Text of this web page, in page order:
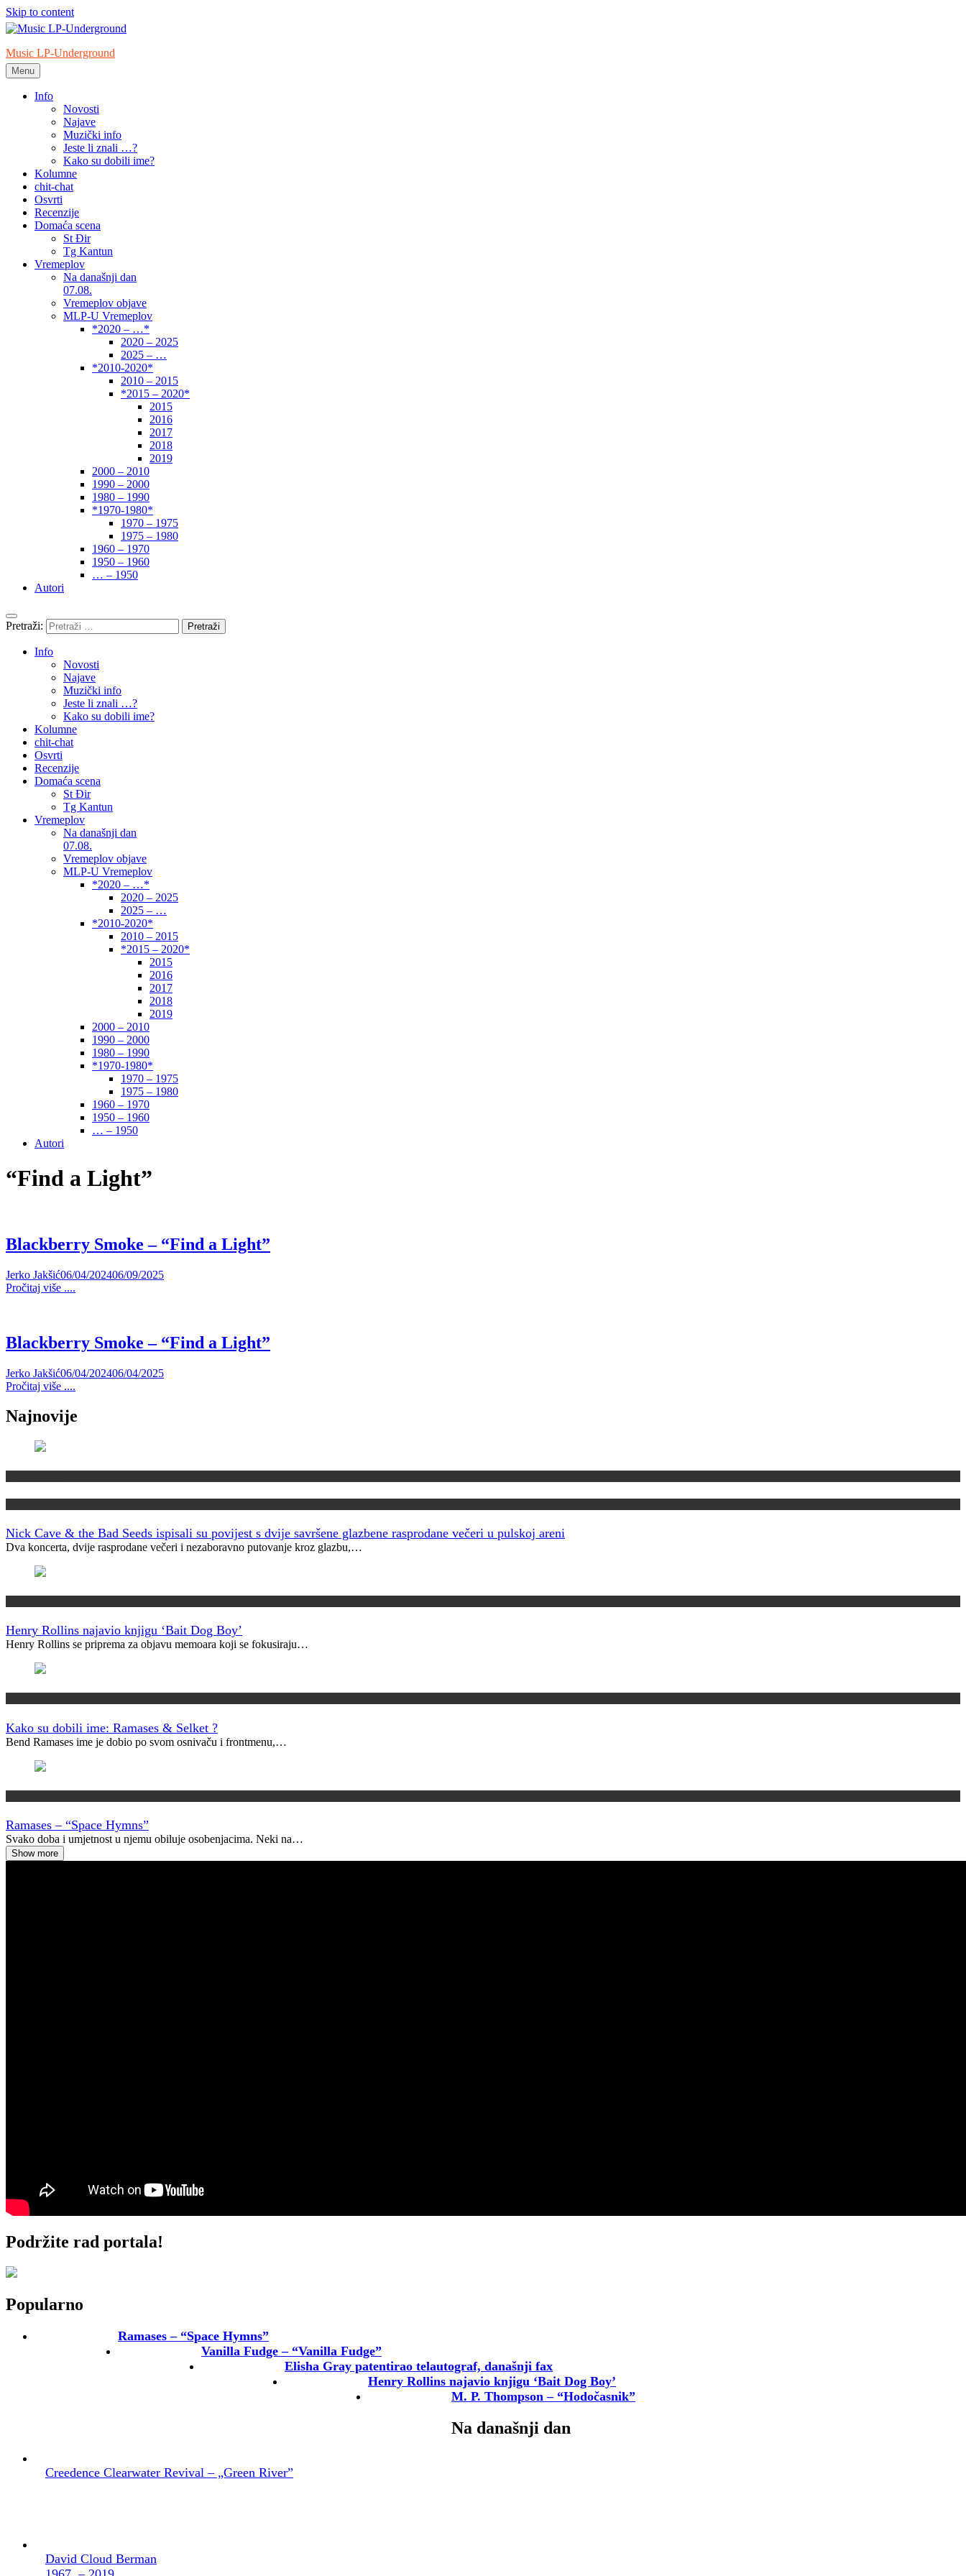
Skip to content
Music LP-Underground
samo muzika i …..
Menu
Info
Novosti
Najave
Muzički info
Jeste li znali …?
Kako su dobili ime?
Kolumne
chit-chat
Osvrti
Recenzije
Domaća scena
St Đir
Tg Kantun
Vremeplov
Na današnji dan
07.08.
Vremeplov objave
MLP-U Vremeplov
*2020 – …*
2020 – 2025
2025 – …
*2010-2020*
2010 – 2015
*2015 – 2020*
2015
2016
2017
2018
2019
2000 – 2010
1990 – 2000
1980 – 1990
*1970-1980*
1970 – 1975
1975 – 1980
1960 – 1970
1950 – 1960
… – 1950
Autori
Pretraži:
Info
Novosti
Najave
Muzički info
Jeste li znali …?
Kako su dobili ime?
Kolumne
chit-chat
Osvrti
Recenzije
Domaća scena
St Đir
Tg Kantun
Vremeplov
Na današnji dan
07.08.
Vremeplov objave
MLP-U Vremeplov
*2020 – …*
2020 – 2025
2025 – …
*2010-2020*
2010 – 2015
*2015 – 2020*
2015
2016
2017
2018
2019
2000 – 2010
1990 – 2000
1980 – 1990
*1970-1980*
1970 – 1975
1975 – 1980
1960 – 1970
1950 – 1960
… – 1950
Autori
“Find a Light”
Blackberry Smoke – “Find a Light”
Jerko Jakšić06/04/202406/09/2025
Pročitaj više ....
Blackberry Smoke – “Find a Light”
Jerko Jakšić06/04/202406/04/2025
Pročitaj više ....
Najnovije
Nick Cave & the Bad Seeds ispisali su povijest s dvije savršene glazbene rasprodane večeri u pulskoj areni
Dva koncerta, dvije rasprodane večeri i nezaboravno putovanje kroz glazbu,…
Henry Rollins najavio knjigu ‘Bait Dog Boy’
Henry Rollins se priprema za objavu memoara koji se fokusiraju…
Kako su dobili ime: Ramases & Selket ?
Bend Ramases ime je dobio po svom osnivaču i frontmenu,…
Ramases – “Space Hymns”
Svako doba i umjetnost u njemu obiluje osobenjacima. Neki na…
Show more
Podržite rad portala!
Popularno
Ramases – “Space Hymns”
Vanilla Fudge – “Vanilla Fudge”
Elisha Gray patentirao telautograf, današnji fax
Henry Rollins najavio knjigu ‘Bait Dog Boy’
M. P. Thompson – “Hodočasnik”
Na današnji dan
Creedence Clearwater Revival – „Green River”
David Cloud Berman